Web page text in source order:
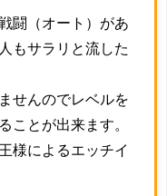
闘（オート）があ
もサラリと流した
せんのでレベルを
ことが出来ます。
様によるエッチイ